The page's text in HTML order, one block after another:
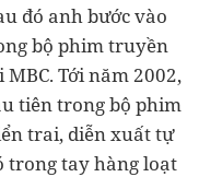
đó anh bước vào
bộ phim truyền
Tới năm 2002,
tiên trong bộ phim
trai, diễn xuất tự
trong tay hàng loạt